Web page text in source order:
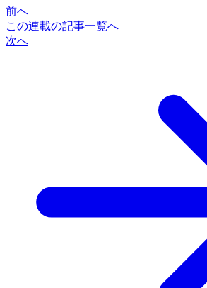
前へ
この連載の記事一覧へ
次へ